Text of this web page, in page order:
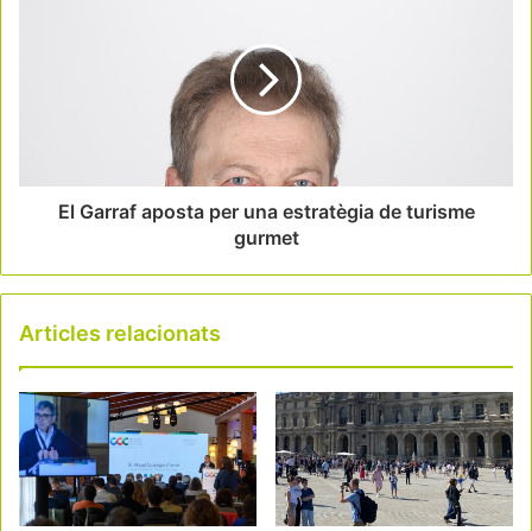
El Garraf aposta per una estratègia de turisme
gurmet
Articles relacionats